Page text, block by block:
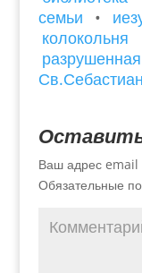
семьи
•
колокольня
Ваш адрес email
Обязательные